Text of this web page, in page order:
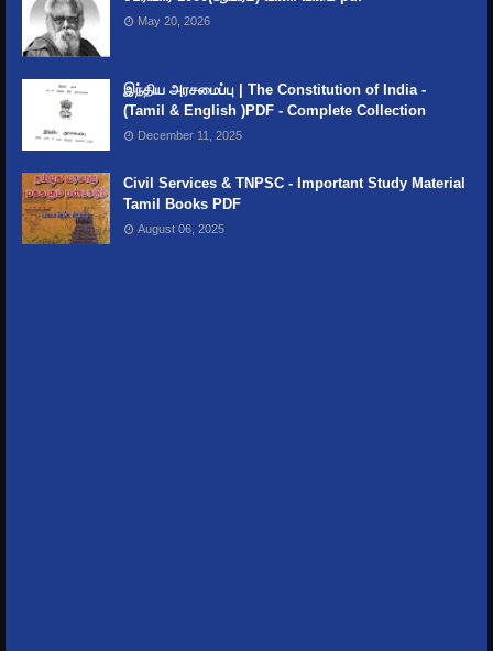
May 20, 2026
இந்திய அரசமைப்பு | The Constitution of India -
(Tamil & English )PDF - Complete Collection
December 11, 2025
Civil Services & TNPSC - Important Study Material
Tamil Books PDF
August 06, 2025